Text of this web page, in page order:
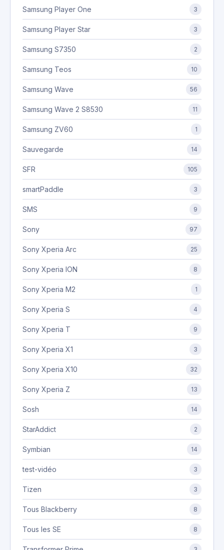
Samsung Player One 3
Samsung Player Star 3
Samsung S7350 2
Samsung Teos 10
Samsung Wave 56
Samsung Wave 2 S8530 11
Samsung ZV60 1
Sauvegarde 14
SFR 105
smartPaddle 3
SMS 9
Sony 97
Sony Xperia Arc 25
Sony Xperia ION 8
Sony Xperia M2 1
Sony Xperia S 4
Sony Xperia T 9
Sony Xperia X1 3
Sony Xperia X10 32
Sony Xperia Z 13
Sosh 14
StarAddict 2
Symbian 14
test-vidéo 3
Tizen 3
Tous Blackberry 8
Tous les SE 8